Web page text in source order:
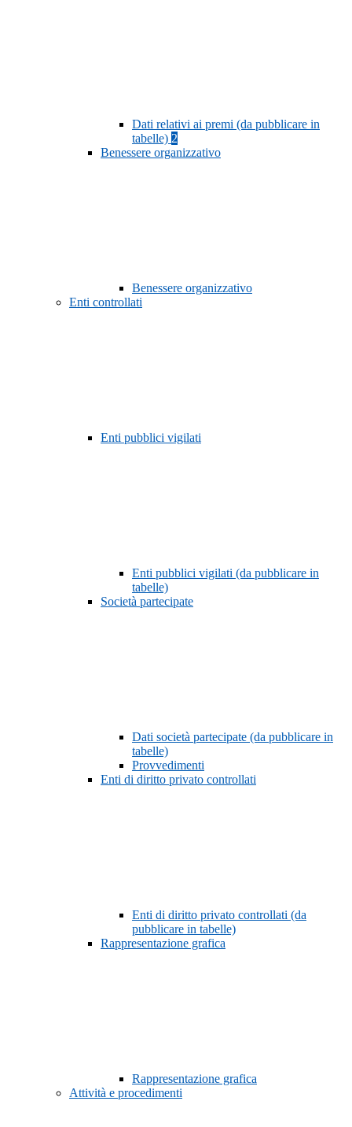
Dati relativi ai premi (da pubblicare in
tabelle) 2
Benessere organizzativo
Benessere organizzativo
Enti controllati
Enti pubblici vigilati
Enti pubblici vigilati (da pubblicare in
tabelle)
Società partecipate
Dati società partecipate (da pubblicare in
tabelle)
Provvedimenti
Enti di diritto privato controllati
Enti di diritto privato controllati (da
pubblicare in tabelle)
Rappresentazione grafica
Rappresentazione grafica
Attività e procedimenti